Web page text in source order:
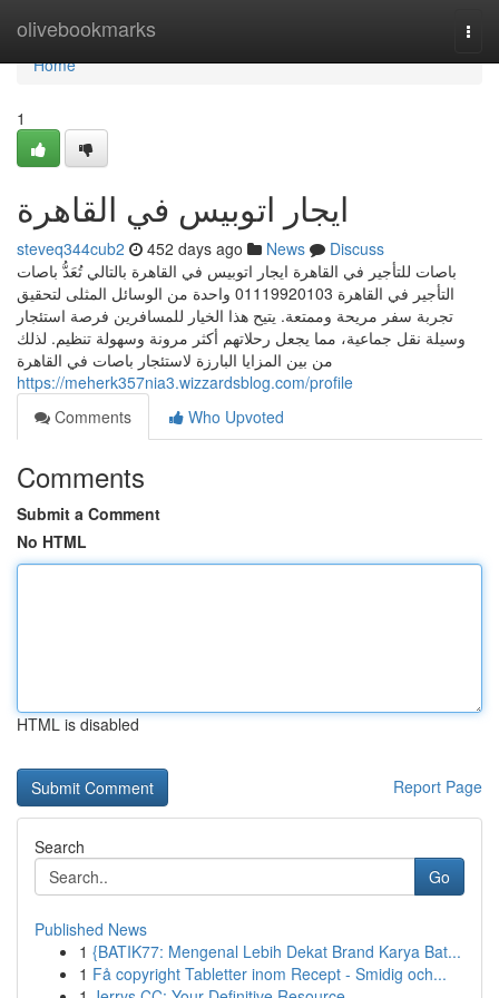
olivebookmarks
Home
Home
1
ايجار اتوبيس في القاهرة
steveq344cub2 452 days ago News
Discuss
باصات للتأجير في القاهرة ايجار اتوبيس في القاهرة بالتالي تُعَدُّ باصات
التأجير في القاهرة 01119920103 واحدة من الوسائل المثلى لتحقيق
تجربة سفر مريحة وممتعة. يتيح هذا الخيار للمسافرين فرصة استئجار
وسيلة نقل جماعية، مما يجعل رحلاتهم أكثر مرونة وسهولة تنظيم. لذلك
من بين المزايا البارزة لاستئجار باصات في القاهرة
https://meherk357nia3.wizzardsblog.com/profile
Comments
Who Upvoted
Comments
Submit a Comment
No HTML
HTML is disabled
Report Page
Search
Go
Published News
1 {BATIK77: Mengenal Lebih Dekat Brand Karya Bat...
1 Få copyright Tabletter inom Recept - Smidig och...